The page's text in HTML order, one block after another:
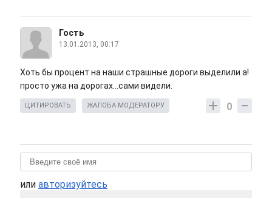
Гость
13.01.2013, 00:17
Хоть бы процент на наши страшные дороги выделили а!
просто ужа на дорогах...сами видели.
0
ЦИТИРОВАТЬ ЖАЛОБА МОДЕРАТОРУ
или авторизуйтесь